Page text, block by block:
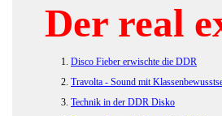
Der real
Disco Fieber erwischte die DDR
Travolta - Sound mit
Technik in der DDR Disko